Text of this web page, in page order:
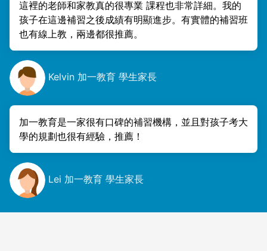
這裡的老師和家教真的很專業 課程也非常詳細。我的
孩子在這邊補習之後成績有明顯進步。有實體的補習班
也有線上教，兩邊都很推薦。
Kelvin 加一教育 學生家長
加一教育是一家很有口碑的補習機構，並且對孩子考大
學的規劃也很有經驗，推薦！
Lei 加一教育 學生家長